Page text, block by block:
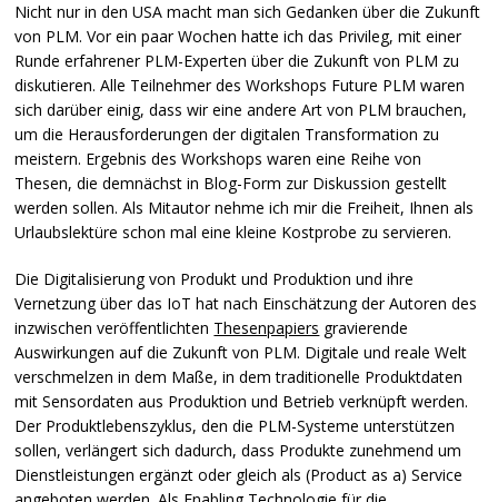
Nicht nur in denUSA macht man sich Gedanken über die Zukunft
von PLM. Vor ein paar Wochen hatte ich das Privileg, mit einer
Runde erfahrener PLM-Experten über die Zukunft von PLM zu
diskutieren. Alle Teilnehmer des Workshops Future PLM waren
sich darüber einig, dass wir eine andere Art von PLM brauchen,
um die Herausforderungen der digitalen Transformation zu
meistern. Ergebnis des Workshops waren eine Reihe von
Thesen, die demnächst in Blog-Form zur Diskussion gestellt
werden sollen. Als Mitautor nehme ich mir die Freiheit, Ihnen als
Urlaubslektüre schon mal eine kleine Kostprobe zu servieren.
Die Digitalisierung von Produkt und Produktion und ihre
Vernetzung über das IoT hat nach Einschätzung der Autoren des
inzwischen veröffentlichten Thesenpapiers gravierende
Auswirkungen auf die Zukunft von PLM. Digitale und reale Welt
verschmelzen in dem Maße, in dem traditionelle Produktdaten
mit Sensordaten aus Produktion und Betrieb verknüpft werden.
Der Produktlebenszyklus, den die PLM-Systeme unterstützen
sollen, verlängert sich dadurch, dass Produkte zunehmend um
Dienstleistungen ergänzt oder gleich als (Product as a) Service